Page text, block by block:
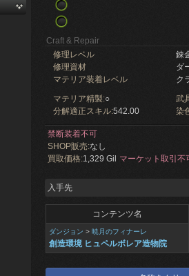
Craft & Repair
修理レベル
錬
修理資材
ダ
マテリア装着レベル
ク
マテリア精製:○ 武
分解適正スキル:542.00 染
禁断装着不可
SHOP販売:なし
買取価格:1,329 Gil マーケット取引不
入手先
コンテンツ名
ダンジョン > 暁月のフィナーレ
創造環境 ヒュペルボレア造物院